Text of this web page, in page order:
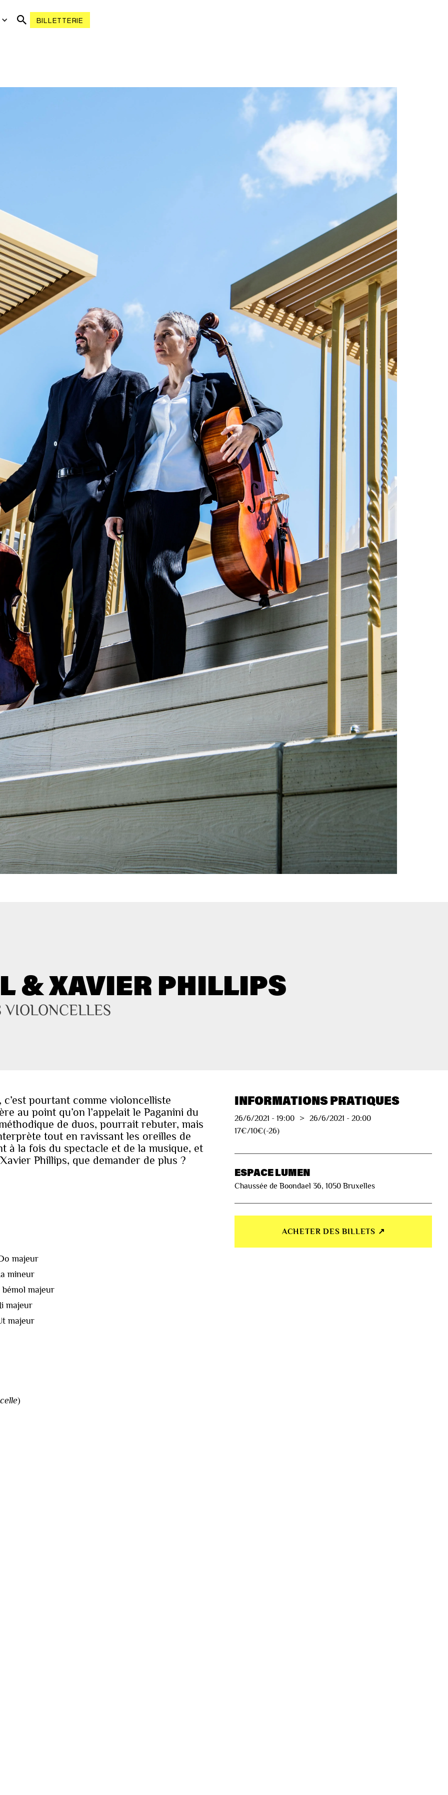
BILLETTERIE
& XAVIER PHILLIPS
VIOLONCELLES
pourtant comme violoncelliste
au point qu’on l’appelait le Paganini du
de duos, pourrait rebuter, mais
tout en ravissant les oreilles de
à la fois du spectacle et de la musique, et
Phillips, que demander de plus ?
majeur
mineur
majeur
majeur
majeur
)
INFORMATIONS PRATIQUES
26/6/2021 -19:00 > 26/6/2021 -20:00
17€/10€(-26)
ESPACE LUMEN
Chaussée de Boondael 36, 1050 Bruxelles
ACHETER DES BILLETS ↗︎